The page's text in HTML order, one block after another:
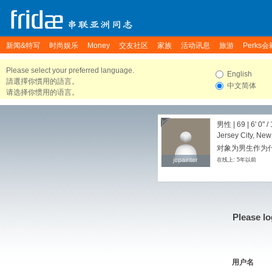
新闻&特写 时尚娱乐 Money 交友社区 家族 活动讯息 旅游 Perks会
Please select your preferred language.
請選擇你慣用的語言。
请选择你惯用的语言。
English
中文简体
jcpainter
jcpainter
男性 | 69 | 6' 0" /
Jersey City,
对象为男生作为
在线上: 5年以前
Please
用户名